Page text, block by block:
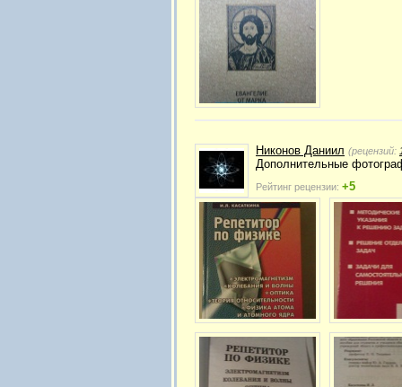
Никонов Даниил (рецензий:
Дополнительные
Рейтинг рецензии: +5